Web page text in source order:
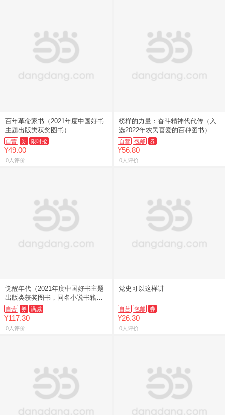
百年革命家书（2021年度中国好书
主题出版类获奖图书）
自营 券 限时抢
¥49.00
0人评价
榜样的力量：奋斗精神代代传（入
选2022年农民喜爱的百种图书）
自营 包邮 券
¥56.80
0人评价
觉醒年代（2021年度中国好书主题
出版类获奖图书，同名小说书籍正
版全集2册）
自营 券 满减
¥117.30
0人评价
党史可以这样讲
自营 包邮 券
¥26.30
0人评价